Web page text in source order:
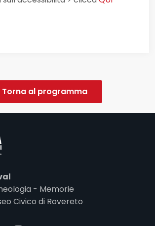
Torna al programma
- Memorie
Civico di Rovereto